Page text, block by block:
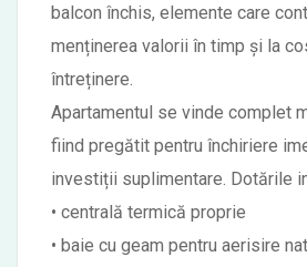
balcon închis, elemente care
menținerea valorii în timp și la
întreținere.
Apartamentul se vinde complet
fiind pregătit pentru închiriere
investiții suplimentare. Dotările
• centrală termică proprie
• baie cu geam pentru aerisire